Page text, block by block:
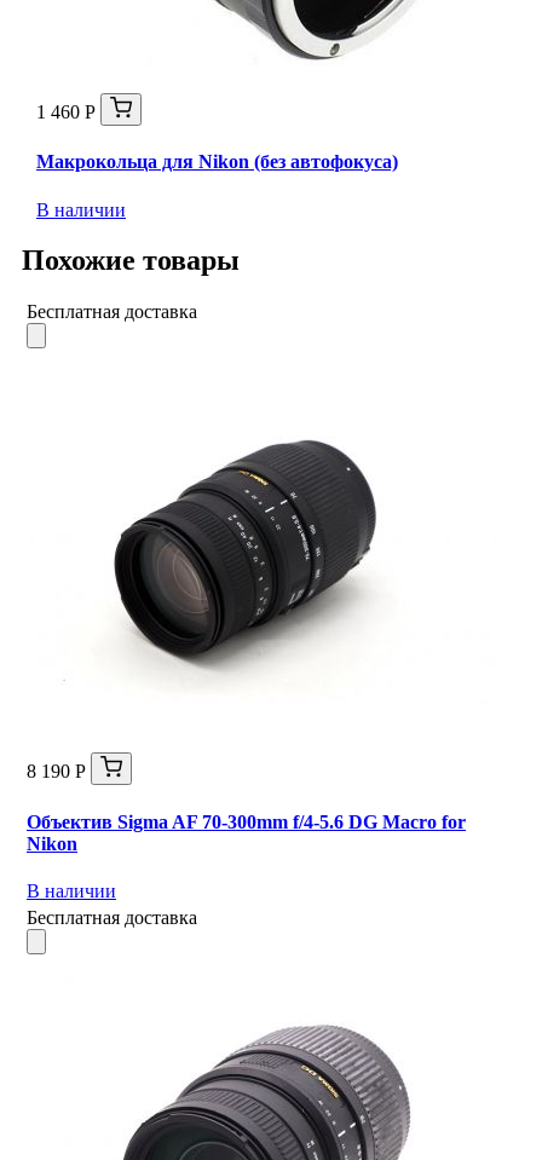
1 460 Р
Макрокольца для Nikon (без автофокуса)
В наличии
Похожие товары
Бесплатная доставка
8 190 Р
Объектив Sigma AF 70-300mm f/4-5.6 DG Macro for
Nikon
В наличии
Бесплатная доставка